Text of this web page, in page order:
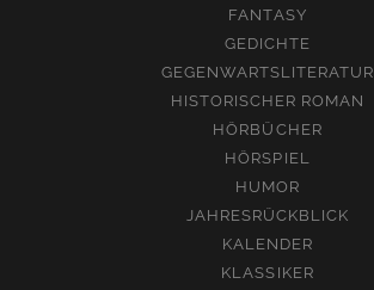
FANTASY
GEDICHTE
GEGENWARTSLITERATUR
HISTORISCHER ROMAN
HÖRBÜCHER
HÖRSPIEL
HUMOR
JAHRESRÜCKBLICK
KALENDER
KLASSIKER